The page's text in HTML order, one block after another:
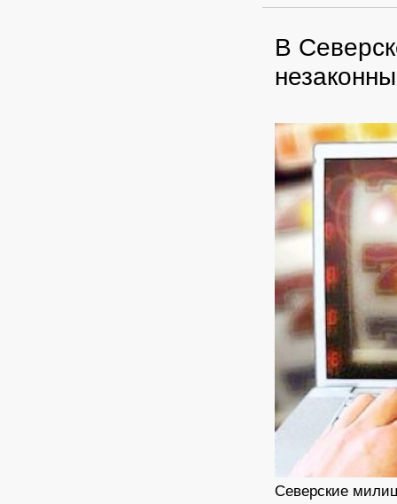
В
Северские